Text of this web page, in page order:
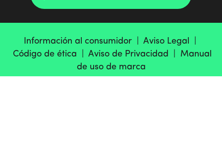
Información al consumidor | Aviso Legal |
Código de ética | Aviso de Privacidad | Manual
de uso de marca